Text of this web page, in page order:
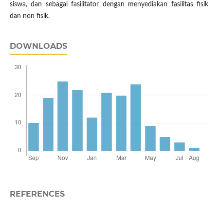
siswa, dan sebagai fasilitator dengan menyediakan fasilitas fisik
dan non fisik.
DOWNLOADS
REFERENCES